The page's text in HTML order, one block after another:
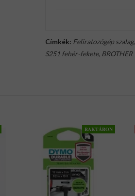
Címkék: Feliratozógép szalag,
S251 fehér-fekete, BROTHER
RAKTÁRON